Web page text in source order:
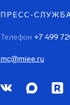
ПРЕСС-
Телефон +7 499
mc@miee.ru